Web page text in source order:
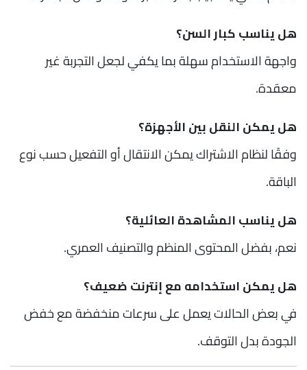
هل يناسب كبار السن؟
واجهة الاستخدام سهلة بما يكفي لجعل التجربة غير
معقدة.
هل يمكن النقل بين الأجهزة؟
وفقًا لنظام الاشتراك يمكن الانتقال أو التفعيل حسب نوع
الباقة.
هل يناسب المشاهدة العائلية؟
نعم، بفضل المحتوى المنظم والتصنيف العمري.
هل يمكن استخدامه مع إنترنت ضعيف؟
في بعض الحالات يعمل على سرعات منخفضة مع خفض
الجودة بدل التوقف.